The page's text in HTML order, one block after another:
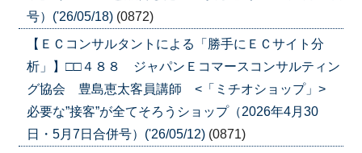
号）('26/05/18) (0872)
【ＥＣコンサルタントによる「勝手にＥＣサイト分
析」】□□４８８ ジャパンＥコマースコンサルティン
グ協会 豊島恵太客員講師 <「ミチオショップ」>
必要な”接客”が全てそろうショップ（2026年4月30
日・5月7日合併号）('26/05/12) (0871)